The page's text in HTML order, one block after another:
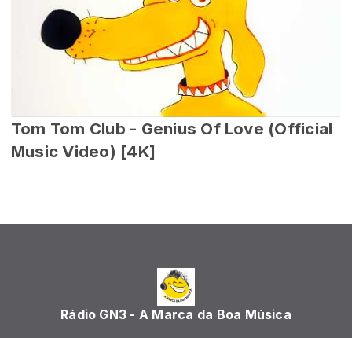
Tom Tom Club - Genius Of Love (Official
Music Video) [4K]
Rádio GN3 - A Marca da Boa Música